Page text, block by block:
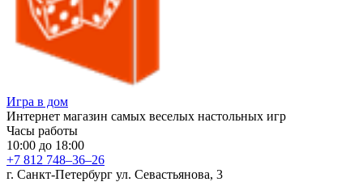
Игра в дом
Интернет магазин самых веселых настольных игр
Часы работы
10:00 до 18:00
+7 812 748–36–26
г. Санкт-Петербург ул. Севастьянова, 3